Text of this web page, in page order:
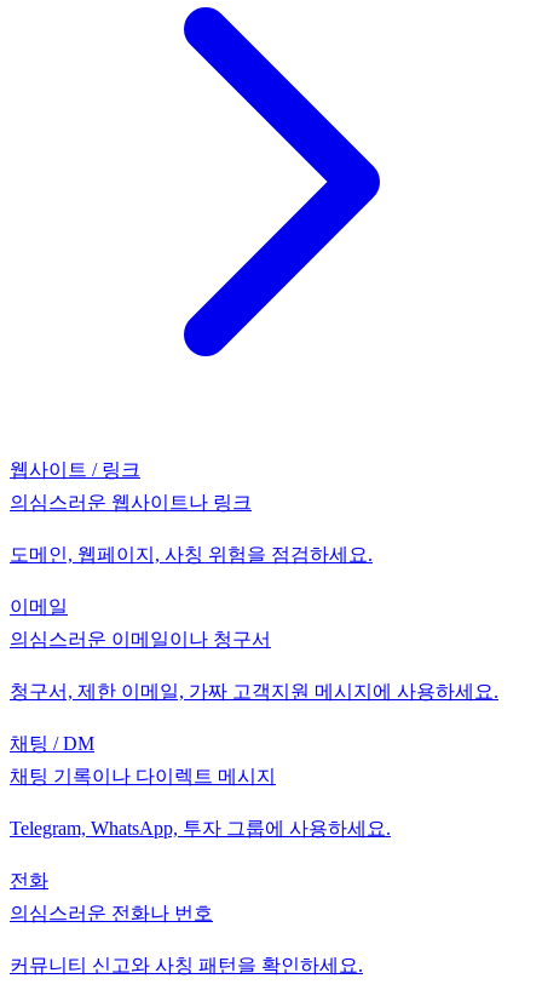
웹사이트 / 링크
의심스러운 웹사이트나 링크
도메인, 웹페이지, 사칭 위험을 점검하세요.
이메일
의심스러운 이메일이나 청구서
청구서, 제한 이메일, 가짜 고객지원 메시지에 사용하세요.
채팅 / DM
채팅 기록이나 다이렉트 메시지
Telegram, WhatsApp, 투자 그룹에 사용하세요.
전화
의심스러운 전화나 번호
커뮤니티 신고와 사칭 패턴을 확인하세요.